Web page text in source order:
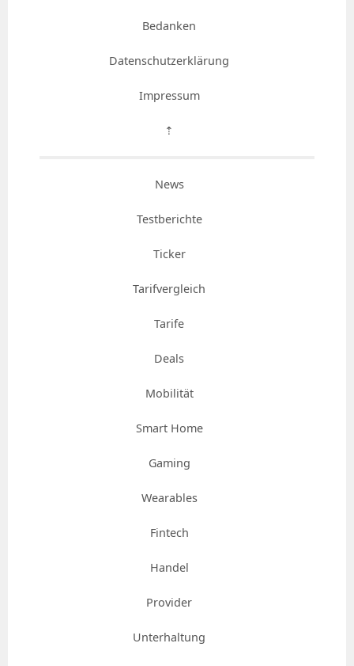
Bedanken
Datenschutzerklärung
Impressum
⇡
News
Testberichte
Ticker
Tarifvergleich
Tarife
Deals
Mobilität
Smart Home
Gaming
Wearables
Fintech
Handel
Provider
Unterhaltung